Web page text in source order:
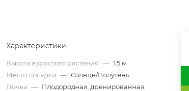
Характеристики
Высота взрослого растения — 1,5 м
Место посадки — Солнце/Полутень
Почва — Плодородная, дренированная,